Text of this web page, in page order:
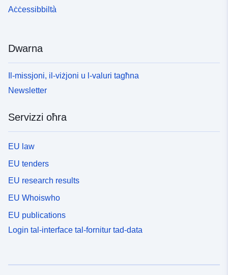
Aċċessibbiltà
Dwarna
Il-missjoni, il-viżjoni u l-valuri tagħna
Newsletter
Servizzi oħra
EU law
EU tenders
EU research results
EU Whoiswho
EU publications
Login tal-interface tal-fornitur tad-data